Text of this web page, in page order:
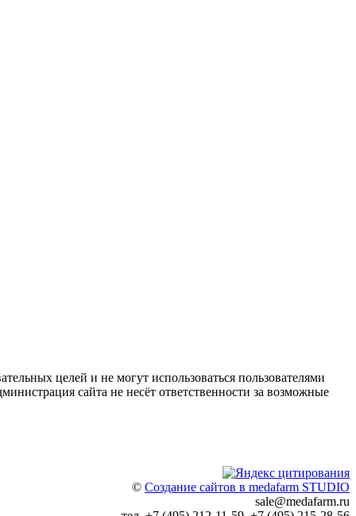
целей и не могут использоваться пользователями
сайта не несёт ответственности за возможные
© Создание сайтов в medafarm STUDIO
sale@medafarm.ru